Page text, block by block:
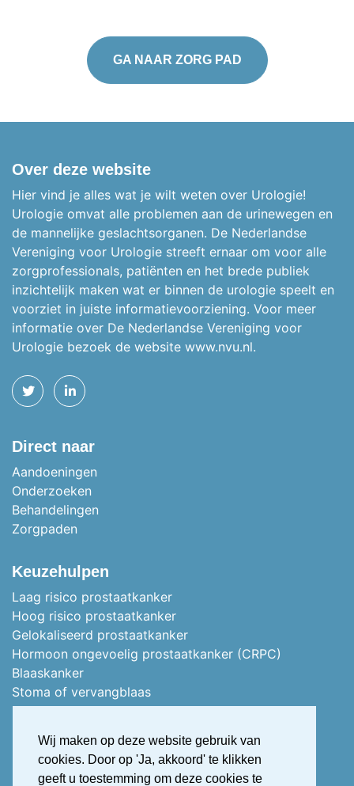
Wij maken op deze website gebruik van
cookies. Door op 'Ja, akkoord' te klikken
geeft u toestemming om deze cookies te
GA NAAR ZORG PAD
Over deze website
Hier vind je alles wat je wilt weten over Urologie!
Urologie omvat alle problemen aan de urinewegen en
de mannelijke geslachtsorganen. De Nederlandse
Vereniging voor Urologie streeft ernaar om voor alle
zorgprofessionals, patiënten en het brede publiek
inzichtelijk maken wat er binnen de urologie speelt en
voorziet in juiste informatievoorziening. Voor meer
informatie over De Nederlandse Vereniging voor
Urologie bezoek de website www.nvu.nl.
TWITTERLINKEDIN
Direct naar
Aandoeningen
Onderzoeken
Behandelingen
Zorgpaden
Keuzehulpen
Laag risico prostaatkanker
Hoog risico prostaatkanker
Gelokaliseerd prostaatkanker
Hormoon ongevoelig prostaatkanker (CRPC)
Blaaskanker
Stoma of vervangblaas
Nierkanker
Stress urine incontinentie
Overactieve blaas (OAB)